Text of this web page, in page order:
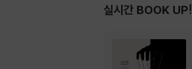
실시간 BOOK UP!